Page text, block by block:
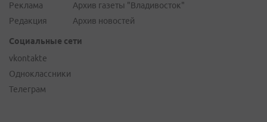
Реклама
Редакция
Архив газеты "Владивосток"
Архив новостей
Социальные сети
vkontakte
Одноклассники
Телеграм